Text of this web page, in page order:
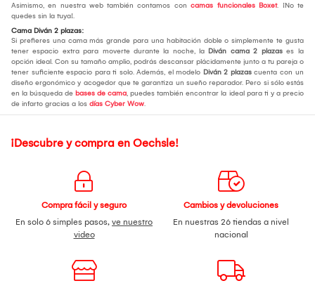
Asimismo, en nuestra web también contamos con camas funcionales Boxet. ¡No te
quedes sin la tuya!.
Cama Diván 2 plazas:
Si prefieres una cama más grande para una habitación doble o simplemente te gusta
tener espacio extra para moverte durante la noche, la Diván cama 2 plazas es la
opción ideal. Con su tamaño amplio, podrás descansar plácidamente junto a tu pareja o
tener suficiente espacio para ti solo. Además, el modelo Diván 2 plazas cuenta con un
diseño ergonómico y acogedor que te garantiza un sueño reparador. Pero si sólo estás
en la búsqueda de bases de cama, puedes también encontrar la ideal para ti y a precio
de infarto gracias a los días Cyber Wow.
¡Descubre y compra en Oechsle!
Compra fácil y seguro
En solo 6 simples pasos, ve nuestro
video
Cambios y devoluciones
En nuestras 26 tiendas a nivel
nacional